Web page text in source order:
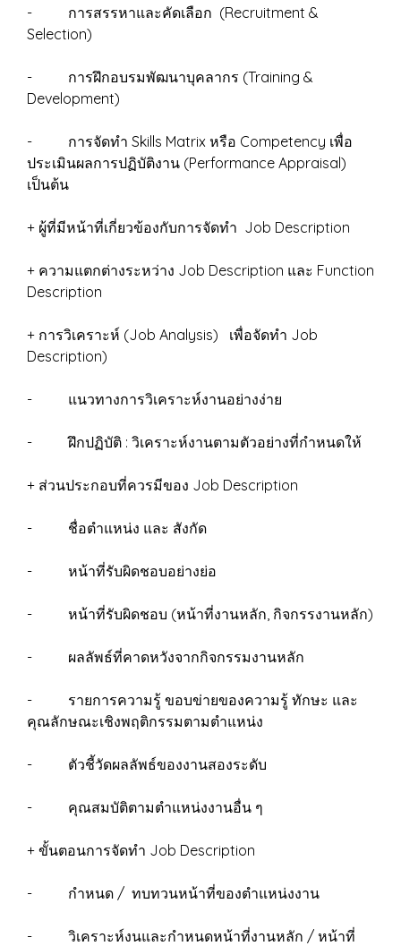
- การสรรหาและคัดเลือก (Recruitment &
Selection)
- การฝึกอบรมพัฒนาบุคลากร (Training &
Development)
- การจัดทำ Skills Matrix หรือ Competency เพื่อ
ประเมินผลการปฏิบัติงาน (Performance Appraisal)
เป็นต้น
+ ผู้ที่มีหน้าที่เกี่ยวข้องกับการจัดทำ Job Description
+ ความแตกต่างระหว่าง Job Description และ Function
Description
+ การวิเคราะห์ (Job Analysis) เพื่อจัดทำ Job
Description)
- แนวทางการวิเคราะห์งานอย่างง่าย
- ฝึกปฏิบัติ : วิเคราะห์งานตามตัวอย่างที่กำหนดให้
+ ส่วนประกอบที่ควรมีของ Job Description
- ชื่อตำแหน่ง และ สังกัด
- หน้าที่รับผิดชอบอย่างย่อ
- หน้าที่รับผิดชอบ (หน้าที่งานหลัก, กิจกรรงานหลัก)
- ผลลัพธ์ที่คาดหวังจากกิจกรรมงานหลัก
- รายการความรู้ ขอบข่ายของความรู้ ทักษะ และ
คุณลักษณะเชิงพฤติกรรมตามตำแหน่ง
- ตัวชี้วัดผลลัพธ์ของงานสองระดับ
- คุณสมบัติตามตำแหน่งงานอื่น ๆ
+ ขั้นตอนการจัดทำ Job Description
- กำหนด / ทบทวนหน้าที่ของตำแหน่งงาน
- วิเคราะห์งนและกำหนดหน้าที่งานหลัก / หน้าที่